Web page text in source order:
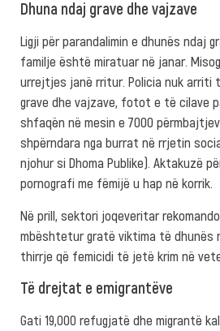
Dhuna ndaj grave dhe vajzave
Ligji për parandalimin e dhunës ndaj
familje është miratuar në janar.
urrejtjes janë rritur. Policia nuk arriti
grave dhe vajzave, fotot e të cilave
shfaqën në mesin e 7000
shpërndara nga burrat në rrjetin
njohur si Dhoma Publike). Aktakuzë
pornografi me fëmijë u hap në korrik.
Në prill, sektori joqeveritar
mbështetur gratë viktima të dhunës
thirrje që femicidi të jetë krim në
Të drejtat e emigrantëve
Gati 19,000 refugjatë dhe migrantë